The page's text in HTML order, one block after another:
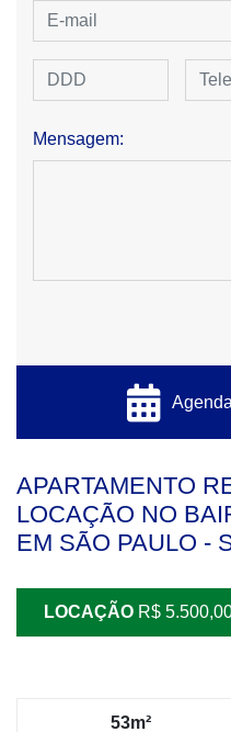
Mensagem:
APARTAMENTO
LOCAÇÃO NO
EM SÃO PAULO -
LOCAÇÃO R$
53m²